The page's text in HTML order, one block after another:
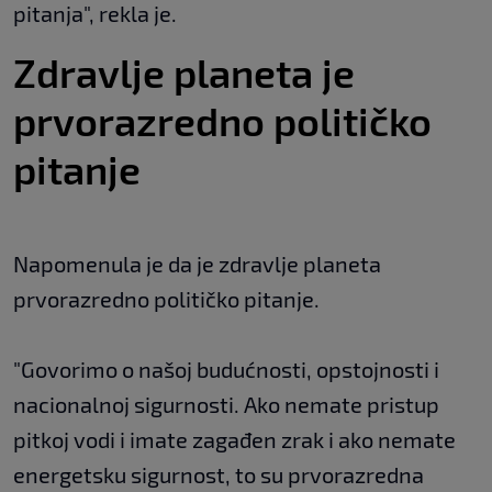
pitanja", rekla je.
Zdravlje planeta je
prvorazredno političko
pitanje
Napomenula je da je zdravlje planeta
prvorazredno političko pitanje.
"Govorimo o našoj budućnosti, opstojnosti i
nacionalnoj sigurnosti. Ako nemate pristup
pitkoj vodi i imate zagađen zrak i ako nemate
energetsku sigurnost, to su prvorazredna